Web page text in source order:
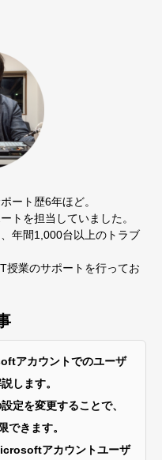
ート歴6年ほど。
トを担当していました。
年間1,000台以上のトラブ
授業のサポートを行ってお
アカウントでのユーザ
します。
定を変更することで、
きます。
アカウントユーザ